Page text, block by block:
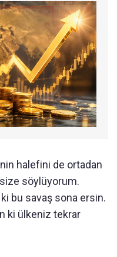
halefini de ortadan
size söylüyorum.
bu savaş sona ersin.
ki ülkeniz tekrar